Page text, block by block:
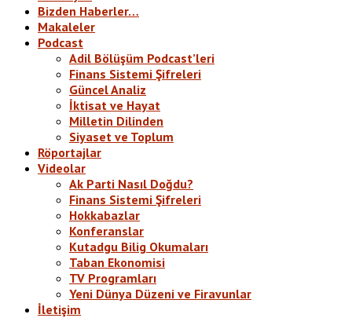
Bizden Haberler…
Makaleler
Podcast
Adil Bölüşüm Podcast’leri
Finans Sistemi Şifreleri
Güncel Analiz
İktisat ve Hayat
Milletin Dilinden
Siyaset ve Toplum
Röportajlar
Videolar
Ak Parti Nasıl Doğdu?
Finans Sistemi Şifreleri
Hokkabazlar
Konferanslar
Kutadgu Bilig Okumaları
Taban Ekonomisi
TV Programları
Yeni Dünya Düzeni ve Firavunlar
İletişim